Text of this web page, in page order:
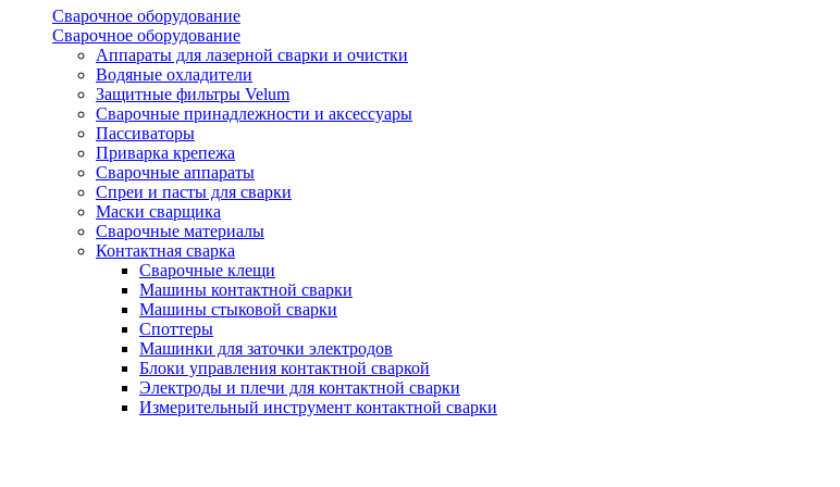
Сварочное оборудование
Сварочное оборудование
Аппараты для лазерной сварки и очистки
Водяные охладители
Защитные фильтры Velum
Сварочные принадлежности и аксессуары
Пассиваторы
Приварка крепежа
Сварочные аппараты
Спреи и пасты для сварки
Маски сварщика
Сварочные материалы
Контактная сварка
Сварочные клещи
Машины контактной сварки
Машины стыковой сварки
Споттеры
Машинки для заточки электродов
Блоки управления контактной сваркой
Электроды и плечи для контактной сварки
Измерительный инструмент контактной сварки